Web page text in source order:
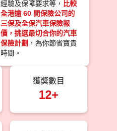
經驗及保障要求等， 比較
全港逾 60 間保險公司的
三保及全保汽車保險報
價，挑選最切合你的汽車
保險計劃 ，為你節省寶貴
時間。
獲獎數目
12+